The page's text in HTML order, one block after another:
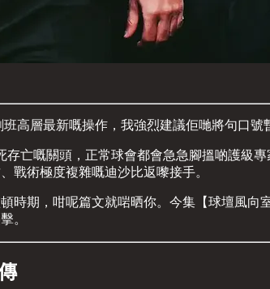
高層最新嘅操作，我強烈建議佢哋將句口號
亡嘅關頭，正常球會都會急急腳搵啲護級
戰術極度複雜嘅迪沙比返嚟接手。
期，咁呢篇文就啱晒你。今集【球壇風向
。